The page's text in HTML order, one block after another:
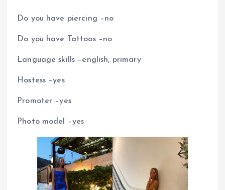
Do you have piercing –no
Do you have Tattoos –no
Language skills –english, primary
Hostess –yes
Promoter –yes
Photo model –yes